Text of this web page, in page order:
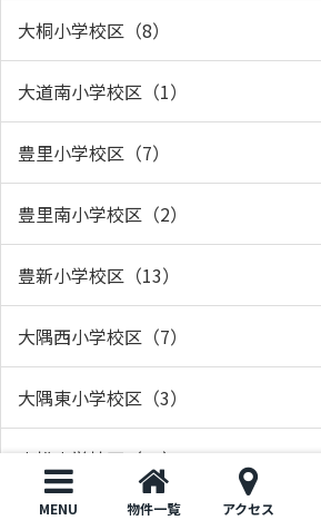
大桐小学校区（8）
大道南小学校区（1）
豊里小学校区（7）
豊里南小学校区（2）
豊新小学校区（13）
大隅西小学校区（7）
大隅東小学校区（3）
小松小学校区（31）
新庄小学校区（12）
MENU 物件一覧 アクセス